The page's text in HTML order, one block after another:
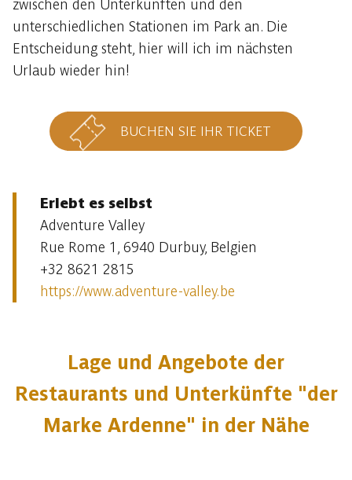
zwischen den Unterkünften und den
unterschiedlichen Stationen im Park an. Die
Entscheidung steht, hier will ich im nächsten
Urlaub wieder hin!
BUCHEN SIE IHR TICKET
Erlebt es selbst
Adventure Valley
Rue Rome 1, 6940 Durbuy, Belgien
+32 8621 2815
https://www.adventure-valley.be
Lage und Angebote der
Restaurants und Unterkünfte "der
Marke Ardenne" in der Nähe